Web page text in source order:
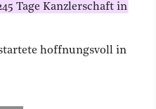
Tage Kanzlerschaft in
hoffnungsvoll in